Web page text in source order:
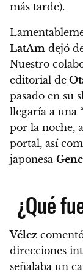
más tarde).
LatAm dejó
Nuestro
editorial de
pasado en su
llegaría a una
por la noche,
portal, así
japonesa
¿Qué
Vélez
direcciones
señalaba un